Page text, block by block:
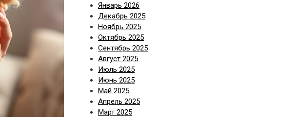
Январь 2026
Декабрь 2025
Ноябрь 2025
Октябрь 2025
Сентябрь 2025
Август 2025
Июль 2025
Июнь 2025
Май 2025
Апрель 2025
Март 2025